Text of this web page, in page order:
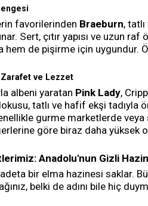
favorilerinden Braeburn,
Sert, çıtır yapısı ve uzun
de pişirme için uygundur.
ve Lezzet
albeni yaratan Pink Lady,
tatlı ve hafif ekşi tadıyla
gurme marketlerde
göre biraz daha yüksek
Anadolu'nun Gizli
bir elma hazinesi saklar.
belki de adını bile hiç